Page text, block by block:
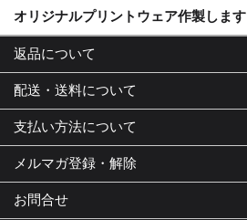
オリジナルプリントウェア作製します
返品について
配送・送料について
支払い方法について
メルマガ登録・解除
お問合せ